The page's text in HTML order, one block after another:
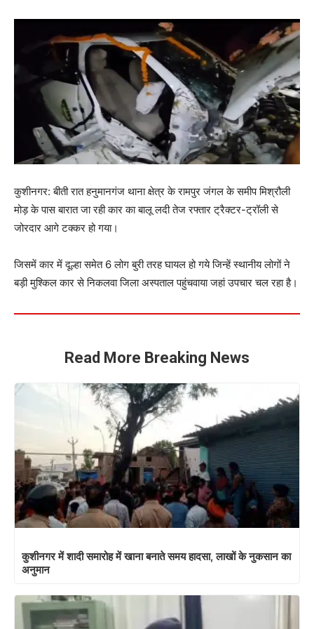
कुशीनगर: बीती रात हनुमानगंज थाना क्षेत्र के रामपुर जंगल के समीप मिश्रौली
मोड़ के पास बारात जा रही कार का बालू लदी तेज रफ्तार ट्रैक्टर-ट्रॉली से
जोरदार आगे टक्कर हो गया।
जिसमें कार में दूल्हा समेत 6 लोग बुरी तरह घायल हो गये जिन्हें स्थानीय लोगों ने
बड़ी मुश्किल कार से निकलवा जिला अस्पताल पहुंचवाया जहां उपचार चल रहा है।
Read More Breaking News
कुशीनगर में शादी समारोह में खाना बनाते समय हादसा, लाखों के नुकसान का
अनुमान